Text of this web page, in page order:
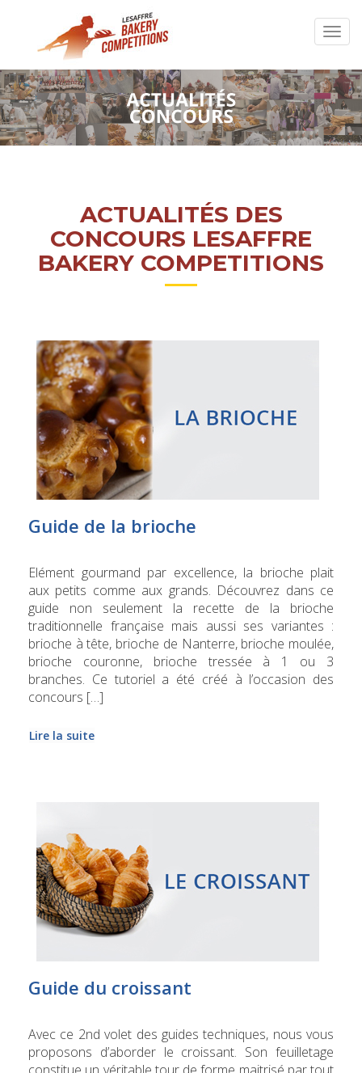
ACTUALITÉS DES
CONCOURS LESAFFRE
BAKERY COMPETITIONS
Guide de la brioche
Elément gourmand par excellence, la brioche plait
aux petits comme aux grands. Découvrez dans ce
guide non seulement la recette de la brioche
traditionnelle française mais aussi ses variantes :
brioche à tête, brioche de Nanterre, brioche moulée,
brioche couronne, brioche tressée à 1 ou 3
branches. Ce tutoriel a été créé à l’occasion des
concours […]
Lire la suite
Guide du croissant
Avec ce 2nd volet des guides techniques, nous vous
proposons d’aborder le croissant. Son feuilletage